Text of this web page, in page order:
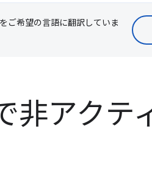
ご希望の言語に翻訳していま
非アクテ